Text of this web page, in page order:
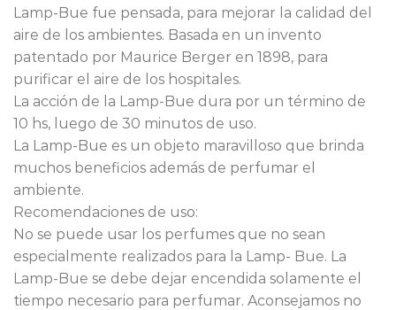
Lamp-Bue fue pensada, para mejorar la calidad del
aire de los ambientes. Basada en un invento
patentado por Maurice Berger en 1898, para
purificar el aire de los hospitales.
La acción de la Lamp-Bue dura por un término de
10 hs, luego de 30 minutos de uso.
La Lamp-Bue es un objeto maravilloso que brinda
muchos beneficios además de perfumar el
ambiente.
Recomendaciones de uso:
No se puede usar los perfumes que no sean
especialmente realizados para la Lamp- Bue. La
Lamp-Bue se debe dejar encendida solamente el
tiempo necesario para perfumar. Aconsejamos no